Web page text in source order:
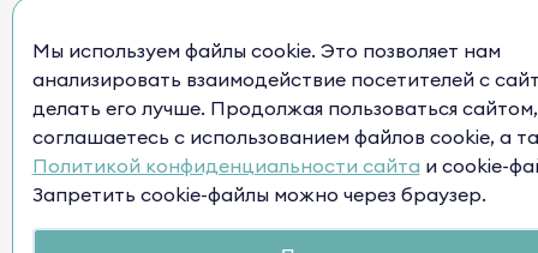
Мы используем файлы cookie. Это позволяет нам
анализировать взаимодействие посетителей с
делать его лучше. Продолжая пользоваться
соглашаетесь с использованием файлов cookie, а
Политикой конфиденциальности сайта и cookie-
Запретить cookie-файлы можно через браузер.